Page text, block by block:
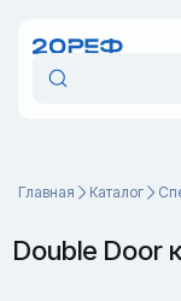
Главная Каталог
Double Door